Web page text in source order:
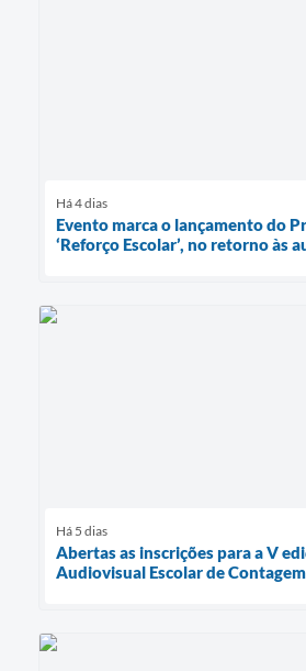
Há 4 dias
Evento marca o lançamento do
‘Reforço Escolar’, no retorno às
Há 5 dias
Abertas as inscrições para a V
Audiovisual Escolar de